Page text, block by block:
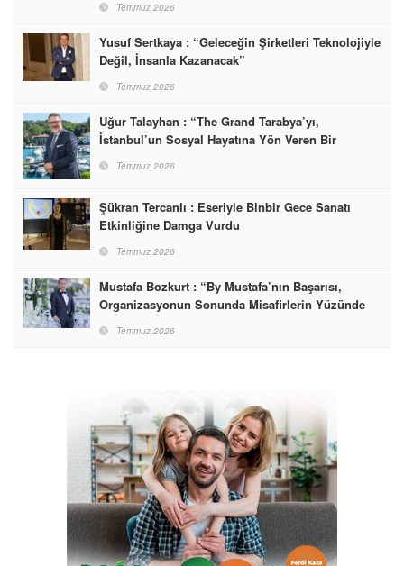
Temmuz 2026
Yusuf Sertkaya : “Geleceğin Şirketleri Teknolojiyle
Değil, İnsanla Kazanacak”
Temmuz 2026
Uğur Talayhan : “The Grand Tarabya’yı,
İstanbul’un Sosyal Hayatına Yön Veren Bir
Destinasyon Haline Getirmeyi Hedefliyorum”
Temmuz 2026
Şükran Tercanlı : Eseriyle Binbir Gece Sanatı
Etkinliğine Damga Vurdu
Temmuz 2026
Mustafa Bozkurt : “By Mustafa’nın Başarısı,
Organizasyonun Sonunda Misafirlerin Yüzünde
Gördüğümüz Mutluluktur”
Temmuz 2026